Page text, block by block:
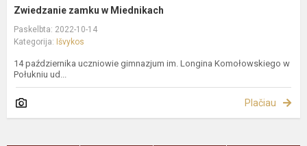
Zwiedzanie zamku w Miednikach
Paskelbta: 2022-10-14
Kategorija: Išvykos
14 października uczniowie gimnazjum im. Longina Komołowskiego w
Połukniu ud...
Plačiau